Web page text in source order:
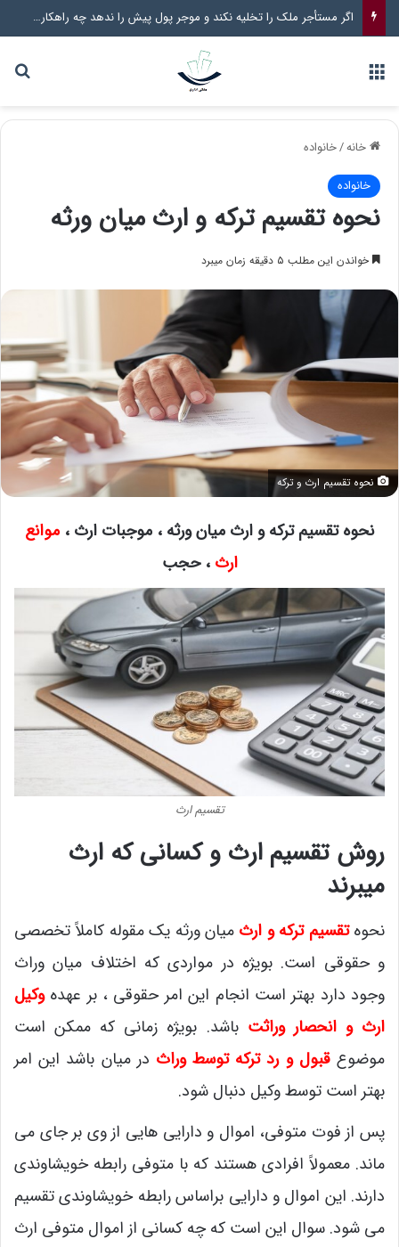
اگر مستأجر ملک را تخلیه نکند و موجر پول پیش را ندهد چه راهکار قانونی وجود دارد؟
خانه/خانواده
خانواده
نحوه تقسیم ترکه و ارث میان ورثه
خواندن این مطلب ۵ دقیقه زمان میبرد
نحوه تقسیم ارث و ترکه
نحوه تقسیم ترکه و ارث میان ورثه ، موجبات ارث ، موانع
ارث ، حجب
تقسیم ارث
روش تقسیم ارث و کسانی که ارث
میبرند
نحوهتقسیم ترکه و ارث میان ورثه یک مقوله کاملاً تخصصی
و حقوقی است. بویژه در مواردی که اختلاف میان وراث
وجود دارد بهتر است انجام این امر حقوقی ، بر عهدهوکیل
ارث و انحصار وراثت باشد. بویژه زمانی که ممکن است
موضوعقبول و رد ترکه توسط وراث در میان باشد این امر
بهتر است توسط وکیل دنبال شود.
پس از فوت متوفی، اموال و دارایی هایی از وی بر جای می
ماند. معمولاً افرادی هستند که با متوفی رابطه خویشاوندی
دارند. این اموال و دارایی براساس رابطه خویشاوندی تقسیم
می شود. سوال این است که چه کسانی از اموال متوفی ارث